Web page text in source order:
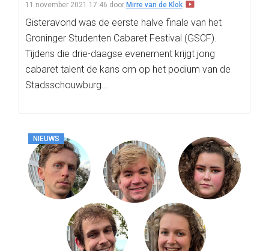
11 november 2021 17:46 door Mirre van de Klok
Gisteravond was de eerste halve finale van het
Groninger Studenten Cabaret Festival (GSCF).
Tijdens die drie-daagse evenement krijgt jong
cabaret talent de kans om op het podium van de
Stadsschouwburg…
NIEUWS